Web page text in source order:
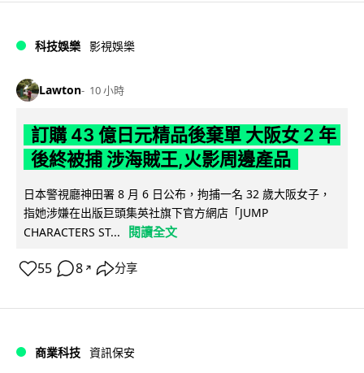
科技娛樂 影視娛樂
Lawton 10 小時
訂購 43 億日元精品後棄單 大阪女 2 年
後終被捕 涉海賊王,火影周邊產品
日本警視廳神田署 8 月 6 日公布，拘捕一名 32 歲大阪女子，
指她涉嫌在出版巨頭集英社旗下官方網店「JUMP
CHARACTERS ST...
閱讀全文
55 8 ↗ 分享
商業科技 資訊保安